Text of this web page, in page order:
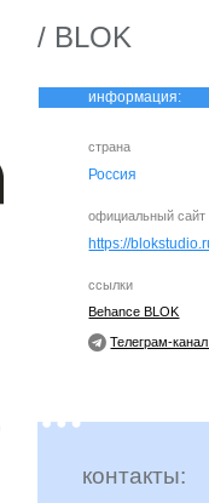
/ BLOK
информация:
страна
Россия
официальный сайт
https://
ссылки
Behance BLOK
Телеграм-
контакты: